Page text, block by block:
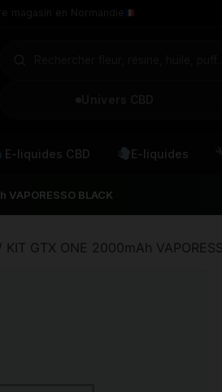
E-liquides CBD E-liquides
BLACK
KIT GTX ONE 2000mAh